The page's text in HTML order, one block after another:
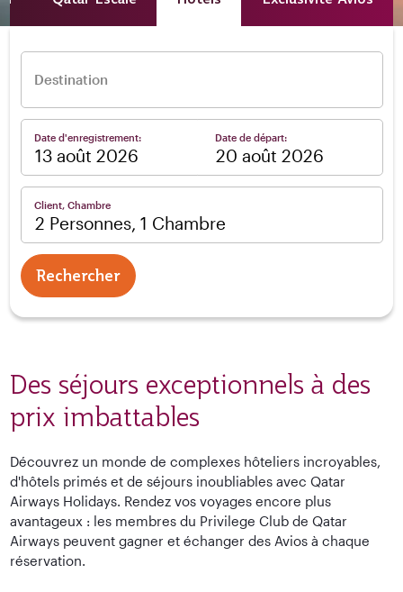
Destination
Date d'enregistrement: Date de départ:
Client, Chambre
2 Personnes, 1 Chambre
Rechercher
Des séjours exceptionnels à des
prix imbattables
Découvrez un monde de complexes hôteliers incroyables,
d'hôtels primés et de séjours inoubliables avec Qatar
Airways Holidays. Rendez vos voyages encore plus
avantageux : les membres du Privilege Club de Qatar
Airways peuvent gagner et échanger des Avios à chaque
réservation.